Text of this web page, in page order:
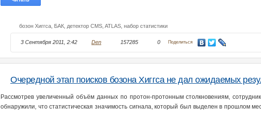
бозон Хиггса, БАК, детектор CMS, ATLAS, набор статистики
3 Сентября 2011, 2:42 Den 157285 0 Поделиться
Очередной этап поисков бозона Хиггса не дал ожидаемых
Рассмотрев увеличенный объём данных по протон-протонным столкновениям,
обнаружили, что статистическая значимость сигнала, который был выделен в прошлом